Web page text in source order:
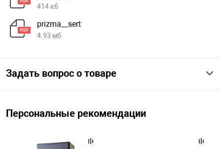
оборудование
414 кб
prizma__sert
4.93 мб
Задать вопрос о товаре
Персональные рекомендации